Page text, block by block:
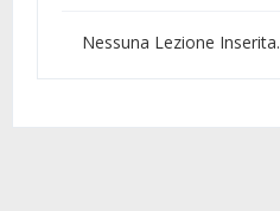
Nessuna Lezione Inserita.